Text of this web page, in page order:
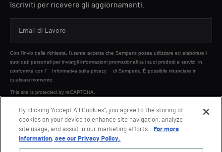
Iscriviti per ricevere gli aggiornamenti.
Con l'invio della richiesta, l'utente accetta che Semperis possa utilizzare ed elaborare i
suoi dati personali per inviargli informazioni promozionali sui suoi prodotti e servizi, in
conformità con l'
Informativa sulla privacy
di Semperis. È possibile rinunciare in
qualsiasi momento.
This site is protected by reCAPTCHA.
INVIA
By clicking “Accept All Cookies”, you agree to the storing of
cookies on your device to enhance site navigation, analyze
site usage, and assist in our marketing efforts.
For more
information, see our Privacy Policy.